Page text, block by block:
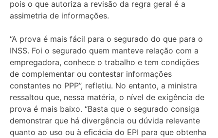
pois o que autoriza a revisão da regra geral é a
assimetria de informações.
“A prova é mais fácil para o segurado do que para o
INSS. Foi o segurado quem manteve relação com a
empregadora, conhece o trabalho e tem condições
de complementar ou contestar informações
constantes no PPP”, refletiu. No entanto, a ministra
ressaltou que, nessa matéria, o nível de exigência de
prova é mais baixo. “Basta que o segurado consiga
demonstrar que há divergência ou dúvida relevante
quanto ao uso ou à eficácia do EPI para que obtenha